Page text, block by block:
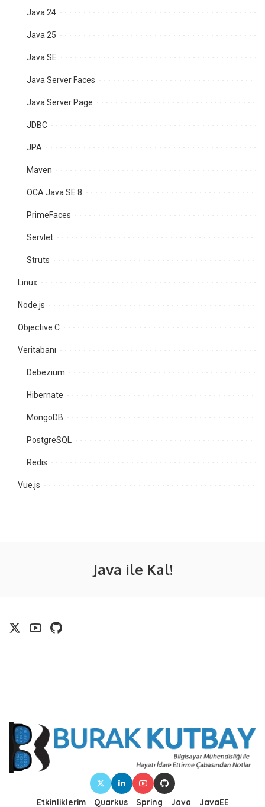
Java 24
Java 25
Java SE
Java Server Faces
Java Server Page
JDBC
JPA
Maven
OCA Java SE 8
PrimeFaces
Servlet
Struts
Linux
Node.js
Objective C
Veritabanı
Debezium
Hibernate
MongoDB
PostgreSQL
Redis
Vue.js
Java ile Kal!
Etkinliklerim Quarkus Spring Java JavaEE